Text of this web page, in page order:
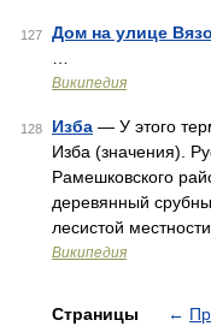
127 Дом на улице
Википедия
128 Изба — У этого
Изба (значения).
Рамешковского
деревянный
лесистой
Википедия
Страницы ←